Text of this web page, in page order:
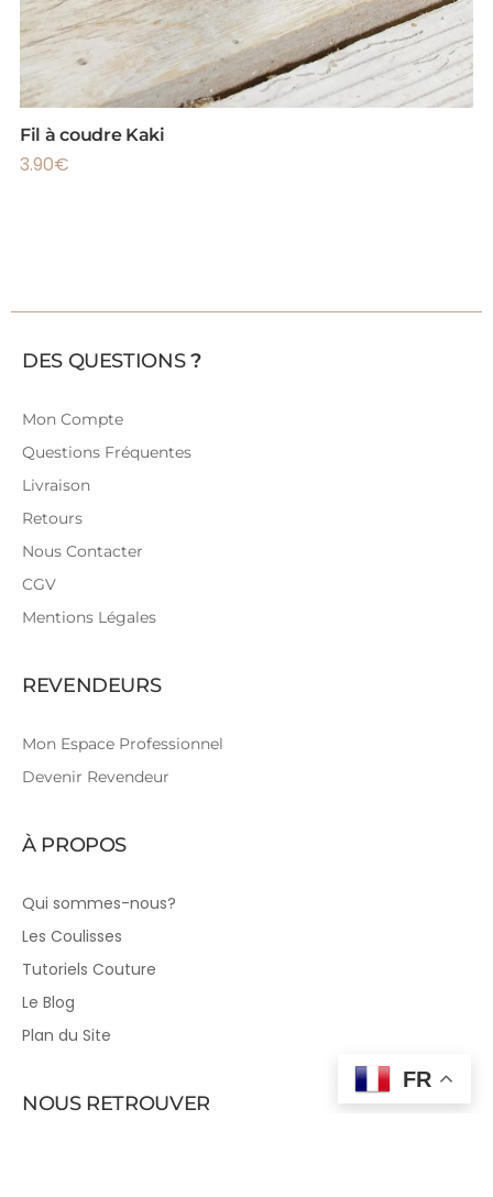
Fil à coudre Kaki
3.90€
DES QUESTIONS?
Mon Compte
Questions Fréquentes
Livraison
Retours
Nous Contacter
CGV
Mentions Légales
REVENDEURS
Mon Espace Professionnel
Devenir Revendeur
À PROPOS
Qui sommes-nous?
Les Coulisses
Tutoriels Couture
Le Blog
Plan du Site
NOUS RETROUVER
FR